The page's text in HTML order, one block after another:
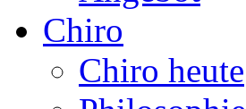
Chiro
Chiro heute